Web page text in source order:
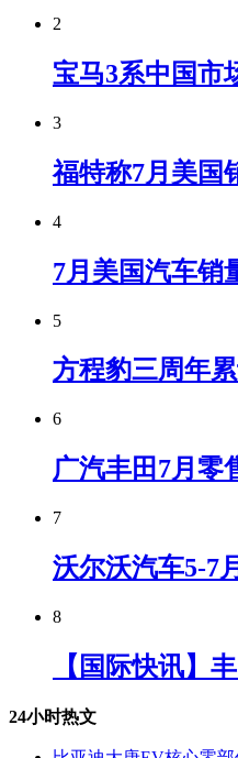
2
宝马3系中国市
3
福特称7月美国
4
7月美国汽车销
5
方程豹三周年
6
广汽丰田7月零
7
沃尔沃汽车5-7
8
【国际快讯】
24小时热文